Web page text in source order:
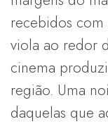
recebidos
viola ao redor
cinema
região. Uma
daquelas que